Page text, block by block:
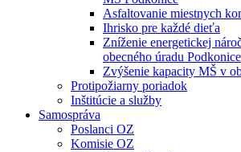
Asfaltovanie miestnych
Ihrisko pre každé dieťa
Zníženie energetickej
obecného úradu Podkonice
Zvýšenie kapacity MŠ v
Protipožiarny poriadok
Inštitúcie a služby
Samospráva
Poslanci OZ
Komisie OZ